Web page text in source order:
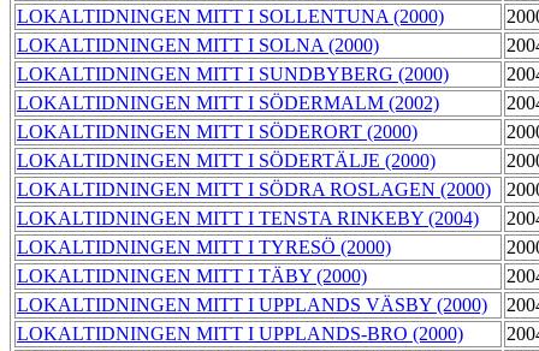
LOKALTIDNINGEN MITT I SOLLENTUNA (2000)
LOKALTIDNINGEN MITT I SOLNA (2000)
LOKALTIDNINGEN MITT I SUNDBYBERG (2000)
LOKALTIDNINGEN MITT I SÖDERMALM (2002)
LOKALTIDNINGEN MITT I SÖDERORT (2000)
LOKALTIDNINGEN MITT I SÖDERTÄLJE (2000)
LOKALTIDNINGEN MITT I SÖDRA ROSLAGEN (2000)
LOKALTIDNINGEN MITT I TENSTA RINKEBY (2004)
LOKALTIDNINGEN MITT I TYRESÖ (2000)
LOKALTIDNINGEN MITT I TÄBY (2000)
LOKALTIDNINGEN MITT I UPPLANDS VÄSBY (2000)
LOKALTIDNINGEN MITT I UPPLANDS-BRO (2000)